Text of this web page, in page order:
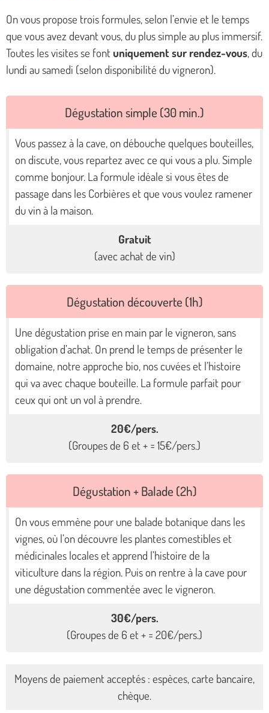
On vous propose trois formules, selon l’envie et le temps
que vous avez devant vous, du plus simple au plus immersif.
Toutes les visites se fontuniquement sur rendez-vous, du
lundi au samedi (selon disponibilité du vigneron).
Dégustation simple (30 min.)
Vous passez à la cave, on débouche quelques bouteilles,
on discute, vous repartez avec ce qui vous a plu. Simple
comme bonjour. La formule idéale si vous êtes de
passage dans les Corbières et que vous voulez ramener
du vin à la maison.
Gratuit
(avec achat de vin)
Dégustation découverte (1h)
Une dégustation prise en main par le vigneron, sans
obligation d’achat. On prend le temps de présenter le
domaine, notre approche bio, nos cuvées et l’histoire
qui va avec chaque bouteille. La formule parfait pour
ceux qui ont un vol à prendre.
20€/pers.
(Groupes de 6 et + = 15€/pers.)
Dégustation + Balade (2h)
On vous emmène pour une balade botanique dans les
vignes, où l’on découvre les plantes comestibles et
médicinales locales et apprend l’histoire de la
viticulture dans la région. Puis on rentre à la cave pour
une dégustation commentée avec le vigneron.
30€/pers.
(Groupes de 6 et + = 20€/pers.)
Moyens de paiement acceptés : espèces, carte bancaire,
chèque.